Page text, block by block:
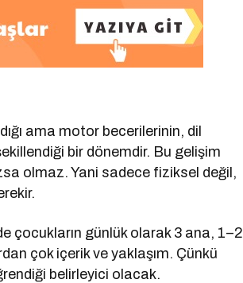
ama motor becerilerinin, dil
bir dönemdir. Bu gelişim
olmaz. Yani sadece fiziksel değil,
çocukların günlük olarak 3 ana, 1–2
çok içerik ve yaklaşım. Çünkü
belirleyici olacak.